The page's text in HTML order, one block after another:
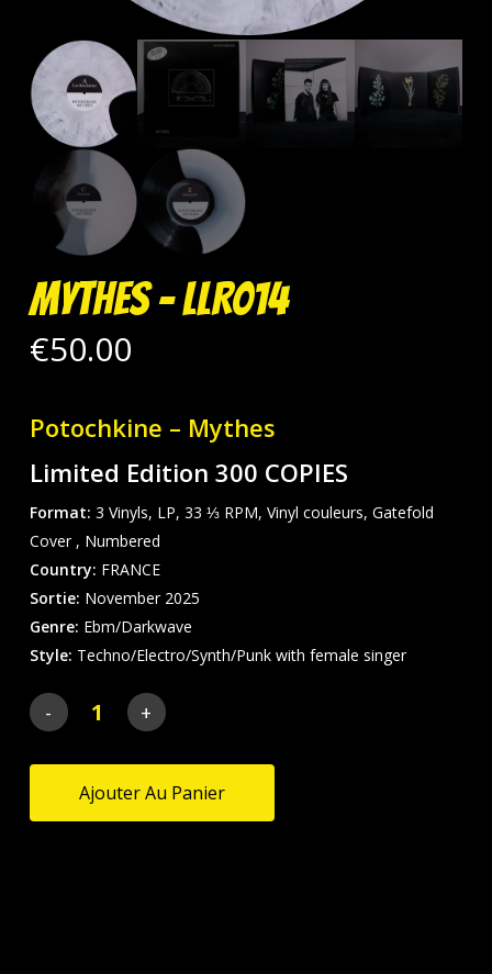
Mythes – LLR014
€50.00
Potochkine – Mythes
Limited Edition 300 COPIES
Format: 3 Vinyls, LP, 33 ⅓ RPM, Vinyl couleurs, Gatefold
Cover , Numbered
Country: FRANCE
Sortie: November 2025
Genre: Ebm/Darkwave
Style: Techno/Electro/Synth/Punk with female singer
Ajouter Au Panier